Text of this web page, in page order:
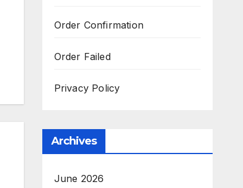
Order Confirmation
Order Failed
Privacy Policy
Archives
June 2026